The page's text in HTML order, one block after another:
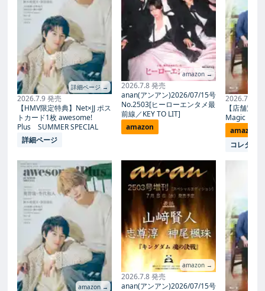
詳細ページ →
2026.7.9 発売
【HMV限定特典】Net×JJ ポス
トカード1枚 awesome!
Plus SUMMER SPECIAL
詳細ページ
amazon →
amazon →
2026.7.8 発売
anan(アンアン)2026/07/15号
No.2503[ヒーローエンタメ最
前線／KEY TO LIT]
amazon
amazon →
2026.7.8 発売
anan(アンアン)2026/07/15号
2026.7.27
【店舗別
Magic
amazon
コレタメ